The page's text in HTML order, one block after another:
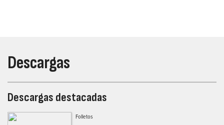
Descargas
Descargas destacadas
Folletos